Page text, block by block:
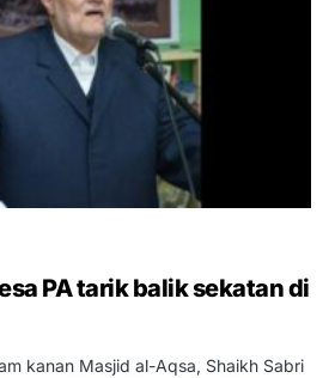
PA tarik balik sekatan di
kanan Masjid al-Aqsa, Shaikh Sabri